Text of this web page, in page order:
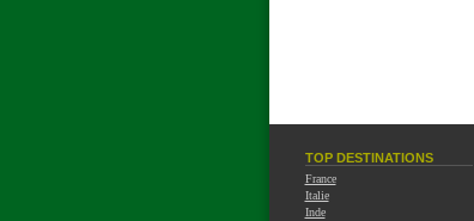
TOP DESTINATIONS
France
Italie
Inde